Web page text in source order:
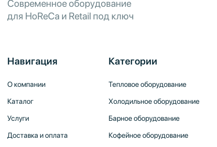
Современное оборудование
для HoReCa и Retail под ключ
Навигация
О компании
Каталог
Услуги
Доставка и оплата
Категории
Тепловое оборудование
Холодильное оборудование
Барное оборудование
Кофейное оборудование